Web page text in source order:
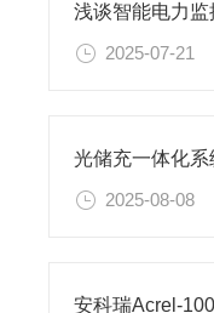
2025-07-21
2025-08-08